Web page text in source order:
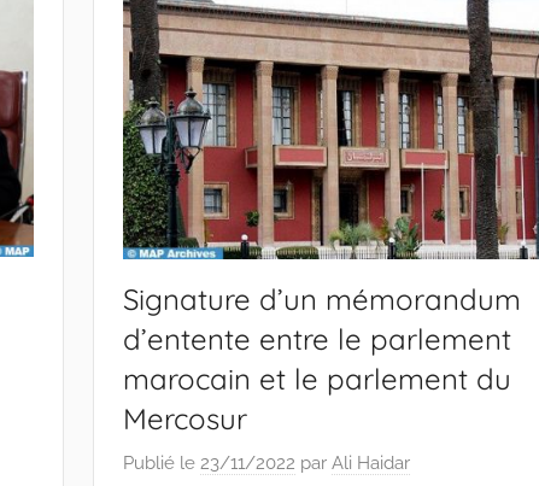
Signature d’un mémorandum
d’entente entre le parlement
marocain et le parlement du
Mercosur
Publié le23/11/2022 parAli Haidar